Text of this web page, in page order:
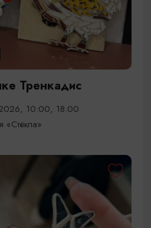
Тренкадис
10:00, 18:00
«Стёкла»